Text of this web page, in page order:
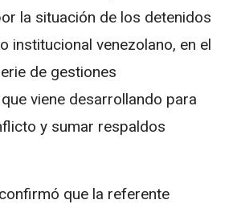
la situación de los detenidos
institucional venezolano, en el
de gestiones
viene desarrollando para
y sumar respaldos
que la referente